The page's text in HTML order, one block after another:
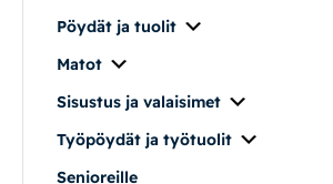
Matot
Ulkokalusteet
Pöydät ja tuolit
Matot
Sisustus ja valaisimet
Työpöydät ja työtuolit
Senioreille